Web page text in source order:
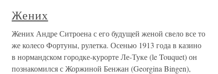
Жених
Жених Андре Ситроена с его будущей женой свело все то
же колесо Фортуны, рулетка. Осенью 1913 года в казино
в нормандском городке-курорте Ле-Туке (le Touquet) он
познакомился с Жоржиной Бенжан (Georgina Bingen),